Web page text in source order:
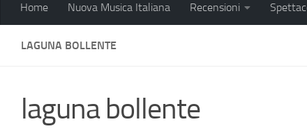
Home Nuova Musica Italiana Recensioni
LAGUNA BOLLENTE
laguna bollente